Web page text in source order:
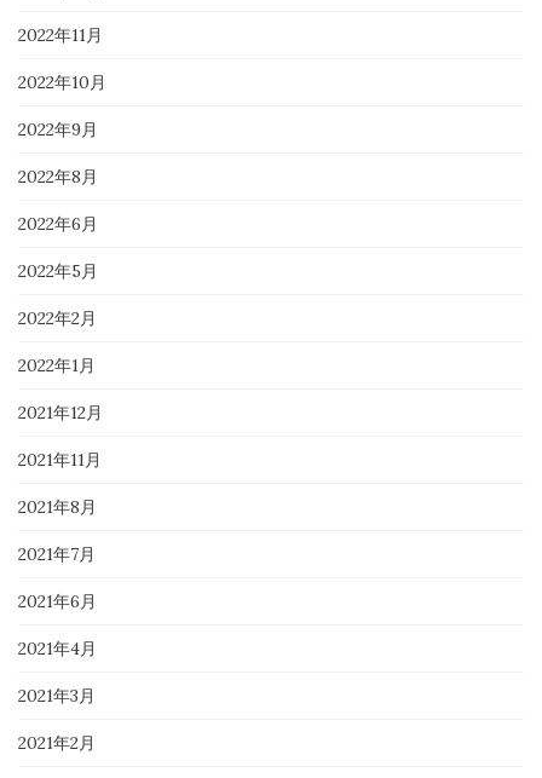
2022年11月
2022年10月
2022年9月
2022年8月
2022年6月
2022年5月
2022年2月
2022年1月
2021年12月
2021年11月
2021年8月
2021年7月
2021年6月
2021年4月
2021年3月
2021年2月